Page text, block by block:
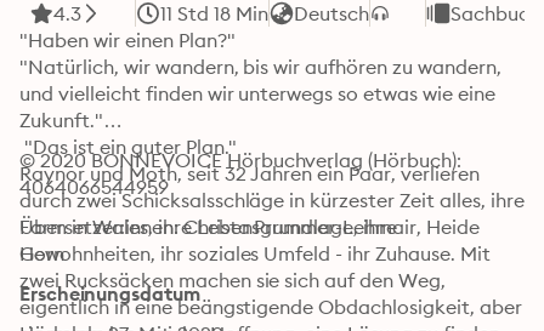
4.3 11 Std 18 Min Deutsch
Sachbuch
"Haben wir einen Plan?"
"Natürlich, wir wandern, bis wir aufhören zu wandern,
und vielleicht finden wir unterwegs so etwas wie eine
Zukunft."
"Das ist ein guter Plan."
Raynor und Moth, seit 32 Jahren ein Paar, verlieren
durch zwei Schicksalsschläge in kürzester Zeit alles, ihre
Farm in Wales, ihre Lebensgrundlage, ihre
Gewohnheiten, ihr soziales Umfeld - ihr Zuhause. Mit
zwei Rucksäcken machen sie sich auf den Weg,
eigentlich in eine beängstigende Obdachlosigkeit, aber
© 2020 BONNEVOICE Hörbuchverlag (Hörbuch):
4064066544959
Übersetzer:innen: Christa Prummer-Lehmair, Heide
Horn
Erscheinungsdatum